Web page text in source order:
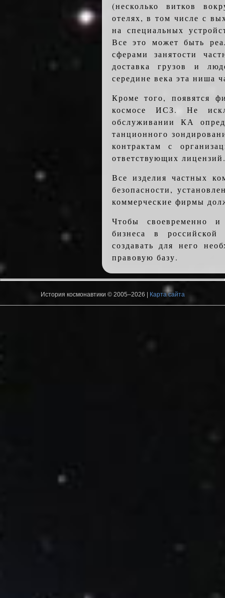
(несколько витков
отелях, в том числе с
на специальных
Все это может быть
сферами занятости
доставка грузов и
середине века эта ниша
Кроме того, появятся
космосе ИСЗ. Не
обслуживании КА
танционного
контрактам с
ответствующих
Все изделия частных
безопасности,
коммерческие фирмы
Чтобы своевременно и
бизнеса в
создавать для него
правовую базу.
История космонавтики © 2005–2026 | Карта сайта